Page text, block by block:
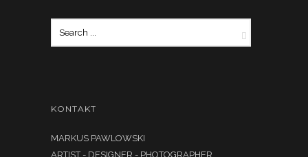
KONTAKT
MARKUS PAWLOWSKI
ARTIST - DESIGNER - PHOTOGRAPHER